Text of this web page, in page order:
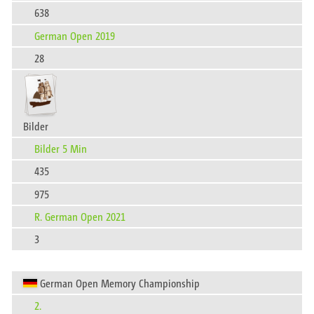
638
German Open 2019
28
Bilder
Bilder 5 Min
435
975
R. German Open 2021
3
German Open Memory Championship
2.